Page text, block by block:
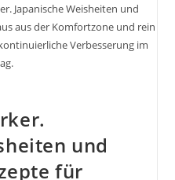
Japanische Weisheiten und
aus der Komfortzone und rein
Verbesserung im
und
für